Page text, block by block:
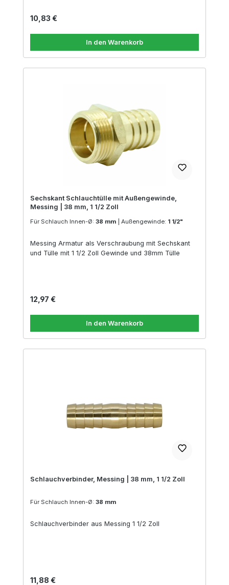
Regulärer Preis:
10,83 €
In den Warenkorb
Sechskant Schlauchtülle mit Außengewinde,
Messing | 38 mm, 1 1/2 Zoll
Für Schlauch Innen-Ø: 38 mm Außengewinde: 1 1/2"
Messing Armatur als Verschraubung mit Sechskant
und Tülle mit 1 1/2 Zoll Gewinde und 38mm Tülle
Regulärer Preis:
12,97 €
In den Warenkorb
Schlauchverbinder, Messing | 38 mm, 1 1/2 Zoll
Für Schlauch Innen-Ø: 38 mm
Schlauchverbinder aus Messing 1 1/2 Zoll
Regulärer Preis:
11,88 €